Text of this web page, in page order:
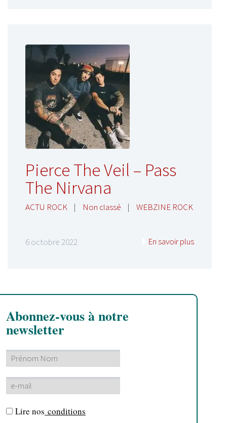
Pierce The Veil – Pass
The Nirvana
ACTU ROCK | Non classé | WEBZINE ROCK
6 octobre 2022 En savoir plus
Abonnez-vous à notre
newsletter
Lire nos conditions